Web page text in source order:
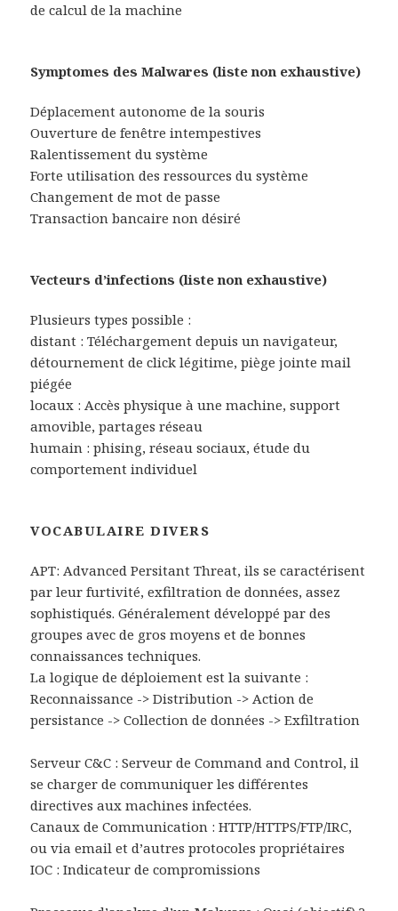
de calcul de la machine
Symptomes des Malwares (liste non exhaustive)
Déplacement autonome de la souris
Ouverture de fenêtre intempestives
Ralentissement du système
Forte utilisation des ressources du système
Changement de mot de passe
Transaction bancaire non désiré
Vecteurs d’infections (liste non exhaustive)
Plusieurs types possible :
distant : Téléchargement depuis un navigateur,
détournement de click légitime, piège jointe mail
piégée
locaux : Accès physique à une machine, support
amovible, partages réseau
humain : phising, réseau sociaux, étude du
comportement individuel
VOCABULAIRE DIVERS
APT: Advanced Persitant Threat, ils se caractérisent
par leur furtivité, exfiltration de données, assez
sophistiqués. Généralement développé par des
groupes avec de gros moyens et de bonnes
connaissances techniques.
La logique de déploiement est la suivante :
Reconnaissance -> Distribution -> Action de
persistance -> Collection de données -> Exfiltration
Serveur C&C : Serveur de Command and Control, il
se charger de communiquer les différentes
directives aux machines infectées.
Canaux de Communication : HTTP/HTTPS/FTP/IRC,
ou via email et d’autres protocoles propriétaires
IOC : Indicateur de compromissions